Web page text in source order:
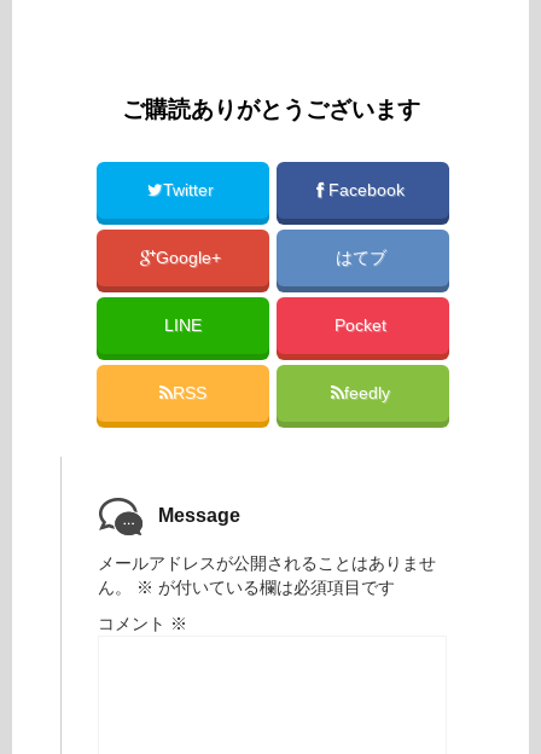
ご購読ありがとうございます
Twitter Facebook
Google+ はてブ
LINE Pocket
RSS feedly
Message
メールアドレスが公開されることはありませ
ん。
※ が付いている欄は必須項目です
コメント ※